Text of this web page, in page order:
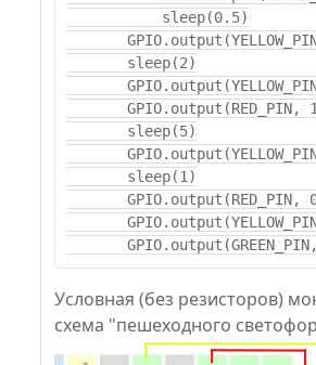
           sleep(0.5)
       sleep(2)
GPIO.output(RED_PIN,
       sleep(5)
       sleep(1)
GPIO.output(RED_PIN,
Условная (без резисторов)
схема "пешеходного